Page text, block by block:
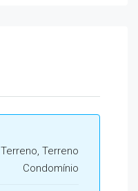
Terreno, Terreno
Condomínio